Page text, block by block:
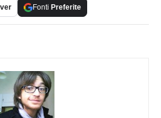
Fonti Preferite